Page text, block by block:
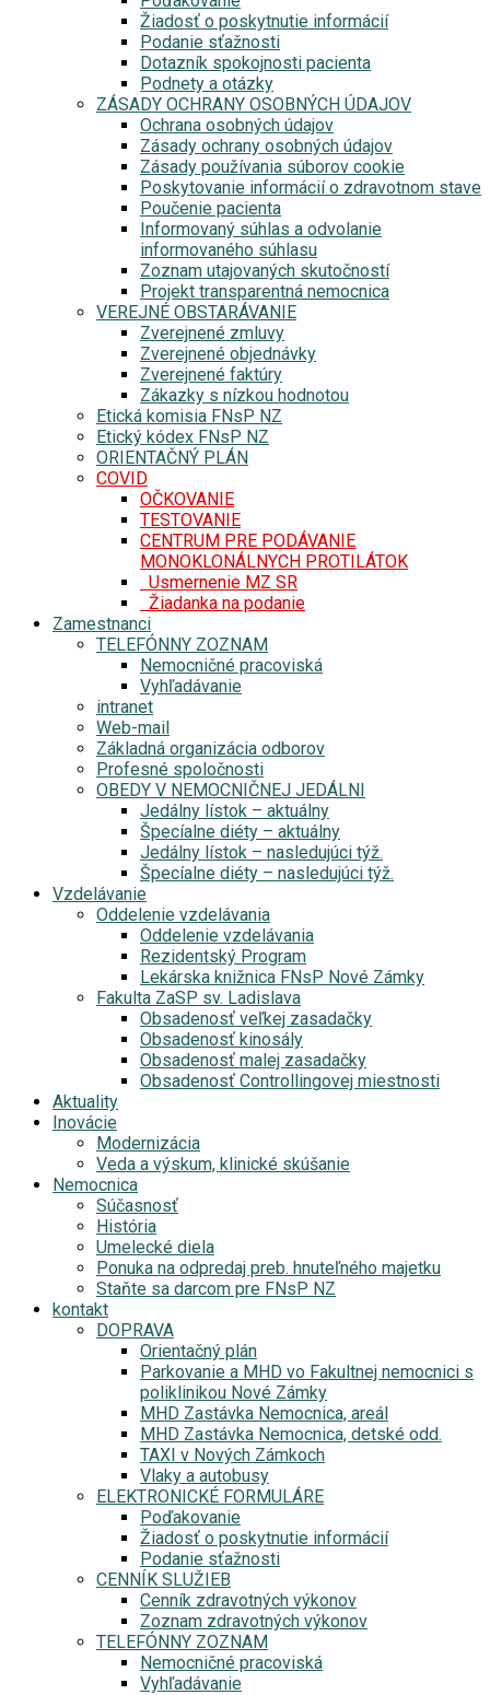
Žiadosť o poskytnutie informácií
Podanie sťažnosti
Dotazník spokojnosti pacienta
Podnety a otázky
ZÁSADY OCHRANY OSOBNÝCH ÚDAJOV
Ochrana osobných údajov
Zásady ochrany osobných údajov
Zásady používania súborov cookie
Poskytovanie informácií o zdravotnom stave
Poučenie pacienta
Informovaný súhlas a odvolanie
informovaného súhlasu
Zoznam utajovaných skutočností
Projekt transparentná nemocnica
VEREJNÉ OBSTARÁVANIE
Zverejnené zmluvy
Zverejnené objednávky
Zverejnené faktúry
Zákazky s nízkou hodnotou
Etická komisia FNsP NZ
Etický kódex FNsP NZ
ORIENTAČNÝ PLÁN
COVID
OČKOVANIE
TESTOVANIE
CENTRUM PRE PODÁVANIE
MONOKLONÁLNYCH PROTILÁTOK
Usmernenie MZ SR
Žiadanka na podanie
Zamestnanci
TELEFÓNNY ZOZNAM
Nemocničné pracoviská
Vyhľadávanie
intranet
Web-mail
Základná organizácia odborov
Profesné spoločnosti
OBEDY V NEMOCNIČNEJ JEDÁLNI
Jedálny lístok – aktuálny
Špecíalne diéty – aktuálny
Jedálny lístok – nasledujúci týž.
Špecíalne diéty – nasledujúci týž.
Vzdelávanie
Oddelenie vzdelávania
Oddelenie vzdelávania
Rezidentský Program
Lekárska knižnica FNsP Nové Zámky
Fakulta ZaSP sv. Ladislava
Obsadenosť veľkej zasadačky
Obsadenosť kinosály
Obsadenosť malej zasadačky
Obsadenosť Controllingovej miestnosti
Aktuality
Inovácie
Modernizácia
Veda a výskum, klinické skúšanie
Nemocnica
Súčasnosť
História
Umelecké diela
Ponuka na odpredaj preb. hnuteľného majetku
Staňte sa darcom pre FNsP NZ
kontakt
DOPRAVA
Orientačný plán
Parkovanie a MHD vo Fakultnej nemocnici s
poliklinikou Nové Zámky
MHD Zastávka Nemocnica, areál
MHD Zastávka Nemocnica, detské odd.
TAXI v Nových Zámkoch
Vlaky a autobusy
ELEKTRONICKÉ FORMULÁRE
Poďakovanie
Žiadosť o poskytnutie informácií
Podanie sťažnosti
CENNÍK SLUŽIEB
Cenník zdravotných výkonov
Zoznam zdravotných výkonov
TELEFÓNNY ZOZNAM
Nemocničné pracoviská
Vyhľadávanie